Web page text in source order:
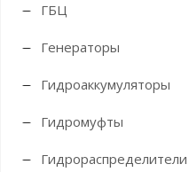
ГБЦ
Генераторы
Гидроаккумуляторы
Гидромуфты
Гидрораспределители